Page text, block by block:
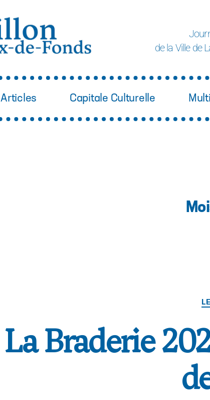
de la Ville de
Articles Capitale Culturelle
La Braderie